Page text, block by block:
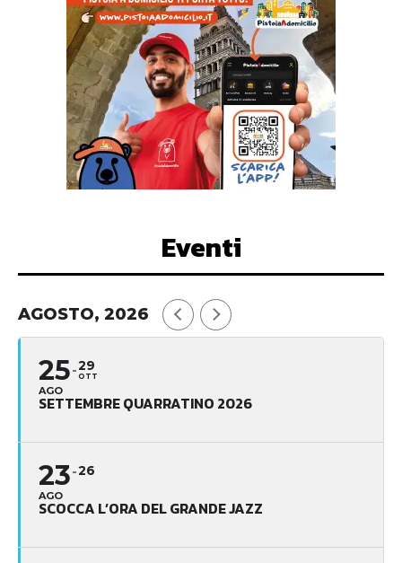
Eventi
AGOSTO, 2026
25
AGO
29
OTT
SETTEMBRE QUARRATINO 2026
23
AGO
26
SCOCCA L’ORA DEL GRANDE JAZZ